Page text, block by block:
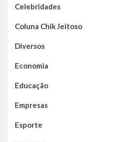
Celebridades
Coluna Chik Jeitoso
Diversos
Economia
Educação
Empresas
Esporte